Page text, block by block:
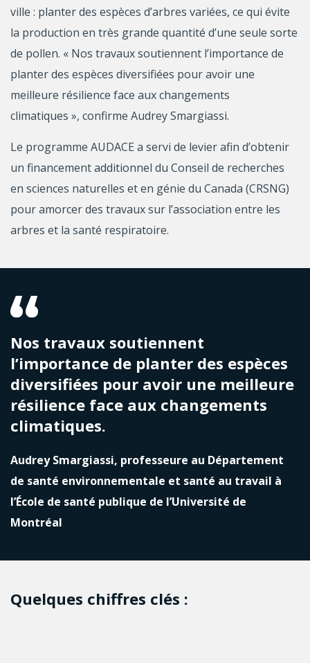
ville : planter des espèces d’arbres variées, ce qui évite
la production en très grande quantité d’une seule sorte
de pollen. « Nos travaux soutiennent l’importance de
planter des espèces diversifiées pour avoir une
meilleure résilience face aux changements
climatiques », confirme Audrey Smargiassi.
Le programme AUDACE a servi de levier afin d’obtenir
un financement additionnel du Conseil de recherches
en sciences naturelles et en génie du Canada (CRSNG)
pour amorcer des travaux sur l’association entre les
arbres et la santé respiratoire.
Nos travaux soutiennent
l’importance de planter des espèces
diversifiées pour avoir une meilleure
résilience face aux changements
climatiques.
Audrey Smargiassi, professeure au Département
de santé environnementale et santé au travail à
l’École de santé publique de l’Université de
Montréal
Quelques chiffres clés :